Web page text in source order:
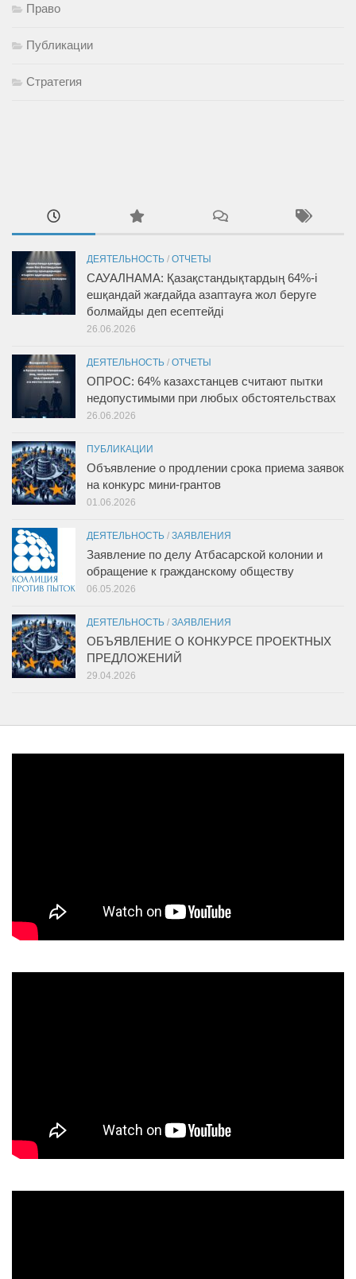
Право
Публикации
Стратегия
ДЕЯТЕЛЬНОСТЬ / ОТЧЕТЫ
САУАЛНАМА: Қазақстандықтардың 64%-і
ешқандай жағдайда азаптауға жол беруге
болмайды деп есептейді
26.06.2026
ДЕЯТЕЛЬНОСТЬ / ОТЧЕТЫ
ОПРОС: 64% казахстанцев считают пытки
недопустимыми при любых обстоятельствах
26.06.2026
ПУБЛИКАЦИИ
Объявление о продлении срока приема заявок
на конкурс мини-грантов
01.06.2026
ДЕЯТЕЛЬНОСТЬ / ЗАЯВЛЕНИЯ
Заявление по делу Атбасарской колонии и
обращение к гражданскому обществу
06.05.2026
ДЕЯТЕЛЬНОСТЬ / ЗАЯВЛЕНИЯ
ОБЪЯВЛЕНИЕ О КОНКУРСЕ ПРОЕКТНЫХ
ПРЕДЛОЖЕНИЙ
29.04.2026